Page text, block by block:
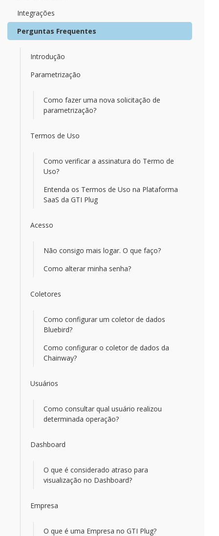
Integrações
Perguntas Frequentes
Introdução
Parametrização
Como fazer uma nova solicitação de
parametrização?
Termos de Uso
Como verificar a assinatura do Termo de
Uso?
Entenda os Termos de Uso na Plataforma
SaaS da GTI Plug
Acesso
Não consigo mais logar. O que faço?
Como alterar minha senha?
Coletores
Como configurar um coletor de dados
Bluebird?
Como configurar o coletor de dados da
Chainway?
Usuários
Como consultar qual usuário realizou
determinada operação?
Dashboard
O que é considerado atraso para
visualização no Dashboard?
Empresa
O que é uma Empresa no GTI Plug?